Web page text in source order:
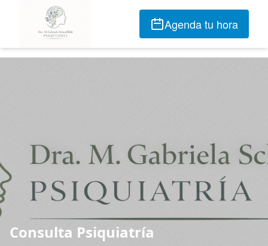
Agenda tu hora
Consulta Psiquiatría